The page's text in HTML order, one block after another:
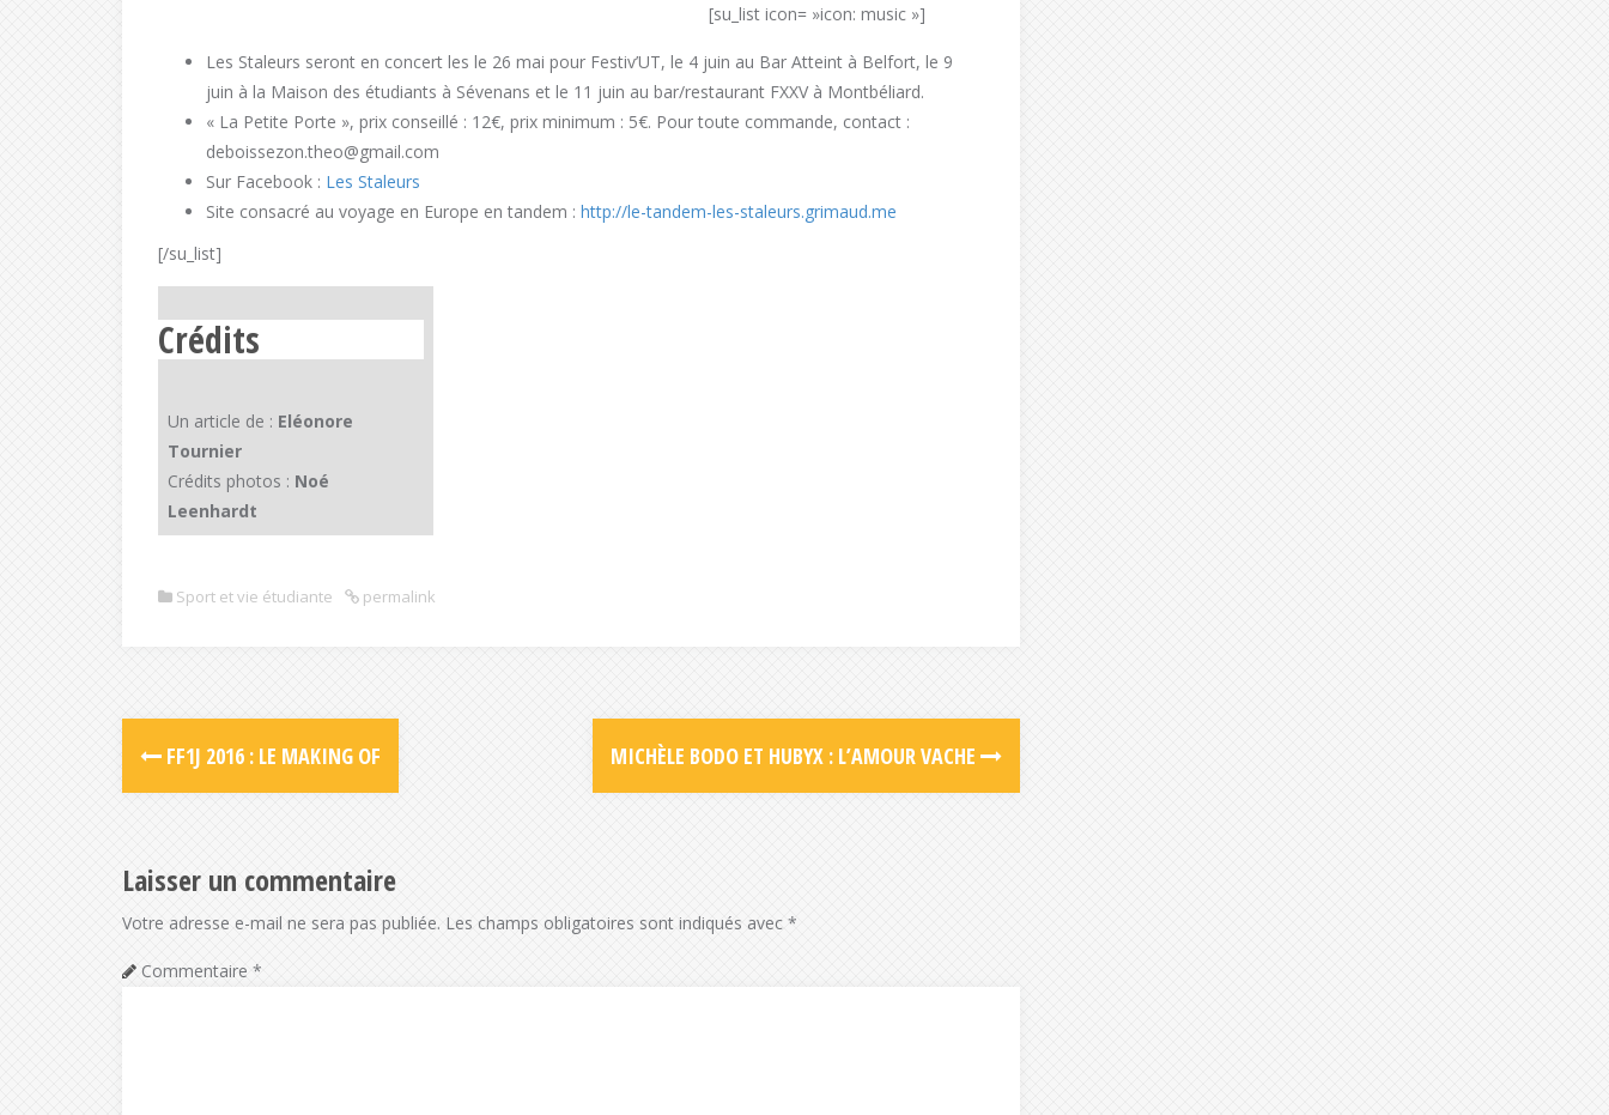
[su_list icon= »icon: music »]
Les Staleurs seront en concert les le 26 mai pour Festiv’UT, le 4 juin au Bar Atteint à Belfort, le 9
juin à la Maison des étudiants à Sévenans et le 11 juin au bar/restaurant FXXV à Montbéliard.
« La Petite Porte », prix conseillé : 12€, prix minimum : 5€. Pour toute commande, contact :
deboissezon.theo@gmail.com
Sur Facebook : Les Staleurs
Site consacré au voyage en Europe en tandem : http://le-tandem-les-staleurs.grimaud.me
[/su_list]
Crédits
Un article de : Eléonore
Tournier
Crédits photos : Noé
Leenhardt
Sport et vie étudiante permalink
FF1J 2016 : LE MAKING OF MICHÈLE BODO ET HUBYX : L’AMOUR VACHE
Laisser un commentaire
Votre adresse e-mail ne sera pas publiée. Les champs obligatoires sont indiqués avec *
Commentaire *